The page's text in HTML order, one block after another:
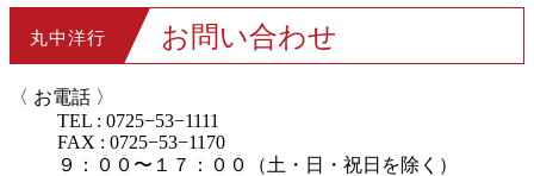
丸中洋行 お問い合わせ
〈 お電話 〉
TEL : 0725−53−1111
FAX : 0725−53−1170
９：００〜１７：００（土・日・祝日を除く）